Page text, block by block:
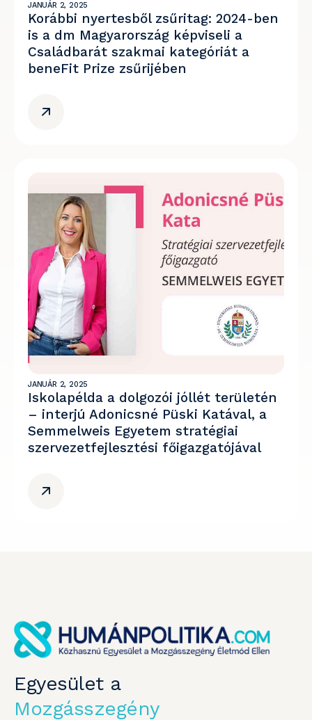
JANUÁR 2, 2025
Korábbi nyertesből zsűritag: 2024-ben
is a dm Magyarország képviseli a
Családbarát szakmai kategóriát a
beneFit Prize zsűrijében
JANUÁR 2, 2025
Iskolapélda a dolgozói jóllét területén
– interjú Adonicsné Püski Katával, a
Semmelweis Egyetem stratégiai
szervezetfejlesztési főigazgatójával
Egyesület a
Mozgásszegény